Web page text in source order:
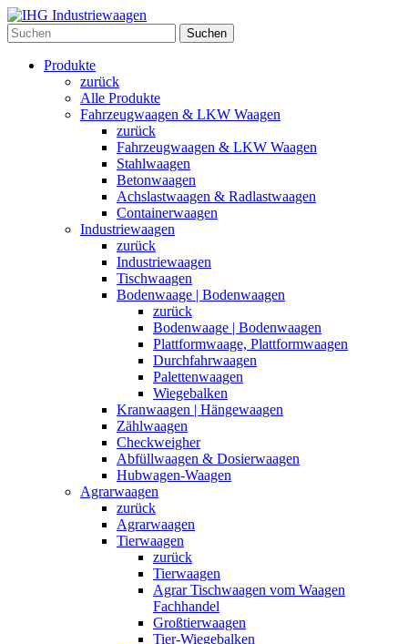
Suchen
Produkte
zurück
Alle Produkte
Fahrzeugwaagen & LKW Waagen
zurück
Fahrzeugwaagen & LKW Waagen
Stahlwaagen
Betonwaagen
Achslastwaagen & Radlastwaagen
Containerwaagen
Industriewaagen
zurück
Industriewaagen
Tischwaagen
Bodenwaage | Bodenwaagen
zurück
Bodenwaage | Bodenwaagen
Plattformwaage, Plattformwaagen
Durchfahrwaagen
Palettenwaagen
Wiegebalken
Kranwaagen | Hängewaagen
Zählwaagen
Checkweigher
Abfüllwaagen & Dosierwaagen
Hubwagen-Waagen
Agrarwaagen
zurück
Agrarwaagen
Tierwaagen
zurück
Tierwaagen
Agrar Tischwaagen vom Waagen
Fachhandel
Großtierwaagen
Tier-Wiegebalken